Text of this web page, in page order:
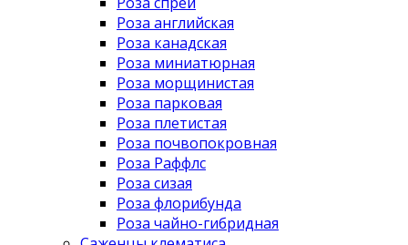
Роза английская
Роза канадская
Роза миниатюрная
Роза морщинистая
Роза парковая
Роза плетистая
Роза почвопокровная
Роза Раффлс
Роза сизая
Роза флорибунда
Роза чайно-гибридная